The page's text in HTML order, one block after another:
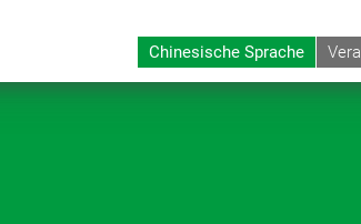
Chinesische Sprache